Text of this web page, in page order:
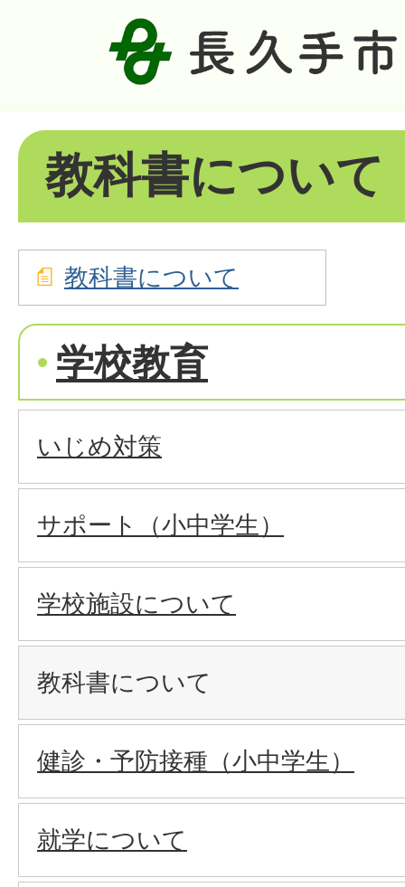
教科書について
教科書について
学校教育
いじめ対策
サポート（小中学生）
学校施設について
教科書について
健診・予防接種（小中学生）
就学について